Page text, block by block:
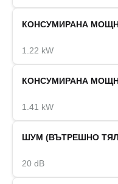
КОНСУМИРАНА
1.22 kW
КОНСУМИРАНА
1.41 kW
ШУМ (ВЪТРЕШНО
20 dB